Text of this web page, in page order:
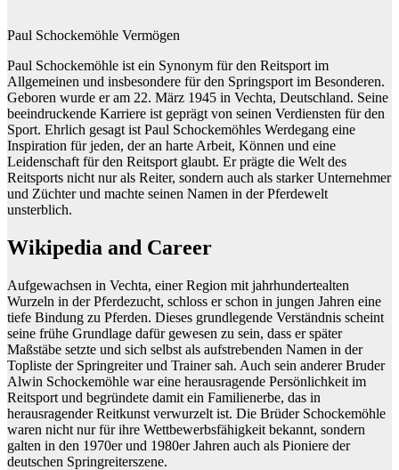
Paul Schockemöhle Vermögen
Paul Schockemöhle ist ein Synonym für den Reitsport im
Allgemeinen und insbesondere für den Springsport im Besonderen.
Geboren wurde er am 22. März 1945 in Vechta, Deutschland. Seine
beeindruckende Karriere ist geprägt von seinen Verdiensten für den
Sport. Ehrlich gesagt ist Paul Schockemöhles Werdegang eine
Inspiration für jeden, der an harte Arbeit, Können und eine
Leidenschaft für den Reitsport glaubt. Er prägte die Welt des
Reitsports nicht nur als Reiter, sondern auch als starker Unternehmer
und Züchter und machte seinen Namen in der Pferdewelt
unsterblich.
Wikipedia and Career
Aufgewachsen in Vechta, einer Region mit jahrhundertealten
Wurzeln in der Pferdezucht, schloss er schon in jungen Jahren eine
tiefe Bindung zu Pferden. Dieses grundlegende Verständnis scheint
seine frühe Grundlage dafür gewesen zu sein, dass er später
Maßstäbe setzte und sich selbst als aufstrebenden Namen in der
Topliste der Springreiter und Trainer sah. Auch sein anderer Bruder
Alwin Schockemöhle war eine herausragende Persönlichkeit im
Reitsport und begründete damit ein Familienerbe, das in
herausragender Reitkunst verwurzelt ist. Die Brüder Schockemöhle
waren nicht nur für ihre Wettbewerbsfähigkeit bekannt, sondern
galten in den 1970er und 1980er Jahren auch als Pioniere der
deutschen Springreiterszene.